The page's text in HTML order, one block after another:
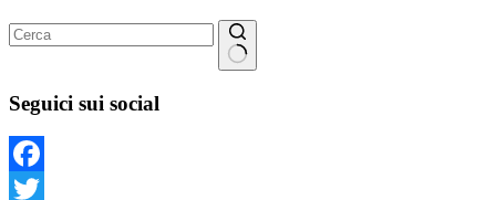
risultato
Seguici sui social
Facebook